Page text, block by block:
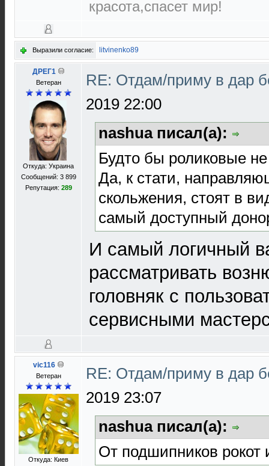
красота,спасет мир!
Выразили согласие: litvinenko89
ДРЕГ1
Bетеран
Откуда: Украина
Сообщений: 3 899
Репутация: 289
RE: Отдам/приму в дар
2019 22:00
nashua писал(а):
Будто бы роликовые не
Да, к стати,
скольжения, стоят в
самый доступный
И самый логичный
рассматривать
головняк с
сервисными
vic116
Ветеран
Откуда: Киев
RE: Отдам/приму в дар
2019 23:07
nashua писал(а):
От подшипников рокот